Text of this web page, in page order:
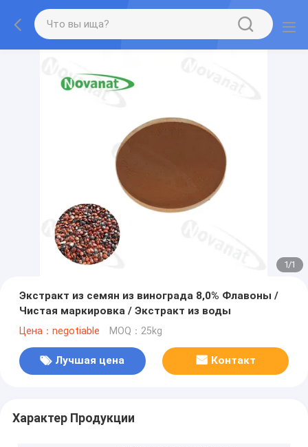
1/1
Экстракт из семян из винограда 8,0% Флавоны /
Чистая маркировка / Экстракт из воды
Цена：negotiable MOQ：25kg
Лучшая цена Контакт
Характер Продукции